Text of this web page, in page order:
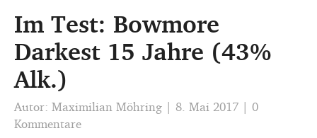
Im Test: Bowmore
Darkest 15 Jahre (43%
Alk.)
Autor: Maximilian Möhring | 8. Mai 2017 | 0
Kommentare